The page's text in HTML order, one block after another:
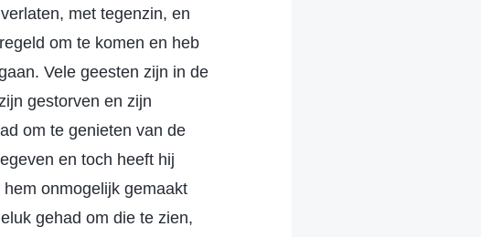
met tegenzin, en
om te komen en heb
Vele geesten zijn in de
gestorven en zijn
om te genieten van de
en toch heeft hij
onmogelijk gemaakt
gehad om die te zien,